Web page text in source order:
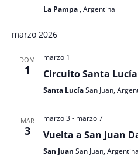
La Pampa , Argentina
marzo 2026
DOM
1
marzo 1
Circuito Santa Lucía
Santa LucíaSan Juan,
MAR
3
marzo 3- marzo 7
Vuelta a San Juan
San Juan San Juan, Argentina